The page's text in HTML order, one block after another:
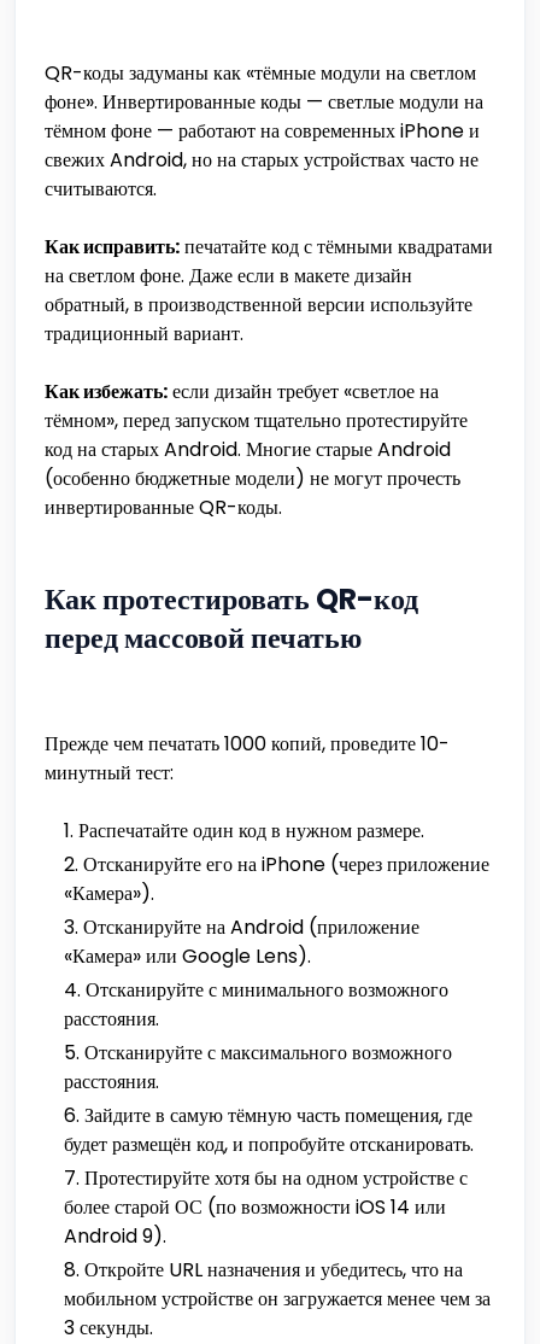
QR-коды задуманы как «тёмные модули на светлом
фоне». Инвертированные коды — светлые модули на
тёмном фоне — работают на современных iPhone и
свежих Android, но на старых устройствах часто не
считываются.
Как исправить:печатайте код с тёмными квадратами
на светлом фоне. Даже если в макете дизайн
обратный, в производственной версии используйте
традиционный вариант.
Как избежать:если дизайн требует «светлое на
тёмном», перед запуском тщательно протестируйте
код на старых Android. Многие старые Android
(особенно бюджетные модели) не могут прочесть
инвертированные QR-коды.
Как протестировать QR-код
перед массовой печатью
Прежде чем печатать 1000 копий, проведите 10-
минутный тест:
Распечатайте один код в нужном размере.
Отсканируйте его на iPhone (через приложение
«Камера»).
Отсканируйте на Android (приложение
«Камера» или Google Lens).
Отсканируйте с минимального возможного
расстояния.
Отсканируйте с максимального возможного
расстояния.
Зайдите в самую тёмную часть помещения, где
будет размещён код, и попробуйте отсканировать.
Протестируйте хотя бы на одном устройстве с
более старой ОС (по возможности iOS 14 или
Android 9).
Откройте URL назначения и убедитесь, что на
мобильном устройстве он загружается менее чем за
3 секунды.